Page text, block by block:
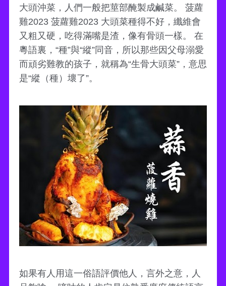
大頭沖菜，人們一般把莖部醃製成鹹菜。 菠蘿
雞2023 菠蘿雞2023 大頭菜種得不好，纖維會
又粗又硬，吃得滿嘴是渣，像有骨頭一樣。 在
粵語裏，“種”與“縱”同音，所以那些因父母溺愛
而頑劣難教的孩子，就稱為“生骨大頭菜”，意思
是“縱（種）壞了”。
如果有人用這一俗語評價他人，言外之意，人